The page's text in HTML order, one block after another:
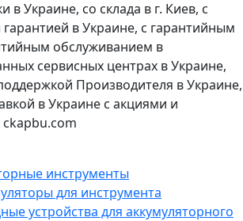
в Украине, со склада в г. Киев, с
в Украине, с гарантийным
обслуживанием в
сервисных центрах в Украине,
Производителя в Украине,
в Украине с акциями и
инструменты
для инструмента
устройства для аккумуляторного